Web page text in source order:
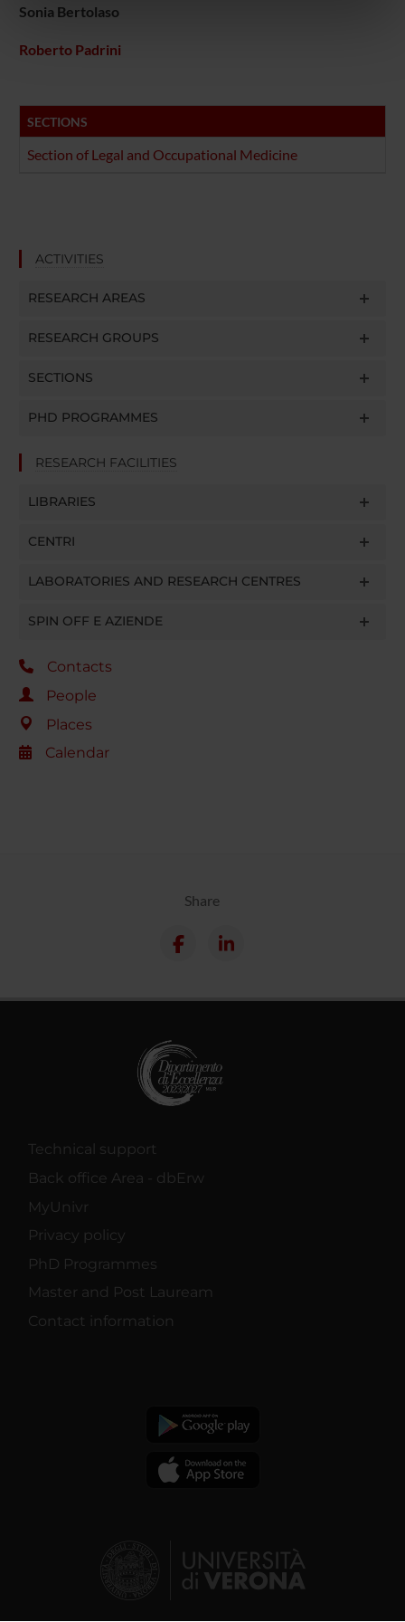
nostri partner che si occupano di analisi dei dati web,
pubblicità e social media, i quali potrebbero combinarle
Sonia Bertolaso
Roberto Padrini
SECTIONS
Section of Legal and Occupational Medicine
ACTIVITIES
RESEARCH AREAS
RESEARCH GROUPS
SECTIONS
PHD PROGRAMMES
RESEARCH FACILITIES
LIBRARIES
CENTRI
LABORATORIES AND RESEARCH CENTRES
SPIN OFF E AZIENDE
Contacts
People
Places
Calendar
Share
Technical support
Back office Area - dbErw
MyUnivr
Privacy policy
PhD Programmes
Master and Post Lauream
Contact information